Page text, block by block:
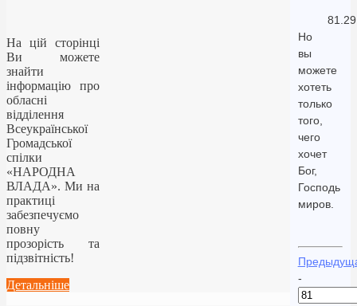
81.29
Но
вы
можете
хотеть
только
того,
чего
хочет
Бог,
Господь
миров.
-
На цій сторінці
Ви можете
знайти
інформацію про
обласні
відділення
Всеукраїнської
Громадської
спілки
«НАРОДНА
ВЛАДА». Ми на
практиці
забезпечуємо
повну
прозорість та
підзвітність!
Детальніше